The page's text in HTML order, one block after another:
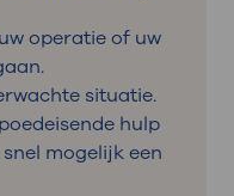
operatie of uw
situatie.
hulp
mogelijk een